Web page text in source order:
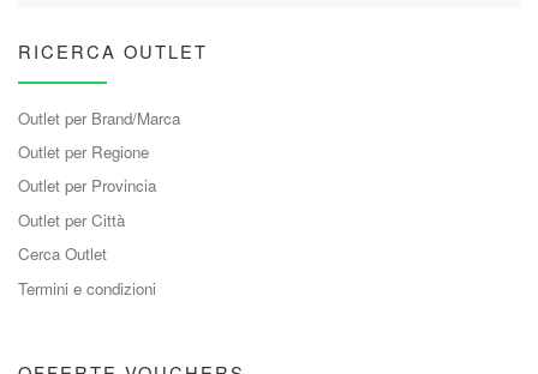
RICERCA OUTLET
Outlet per Brand/Marca
Outlet per Regione
Outlet per Provincia
Outlet per Città
Cerca Outlet
Termini e condizioni